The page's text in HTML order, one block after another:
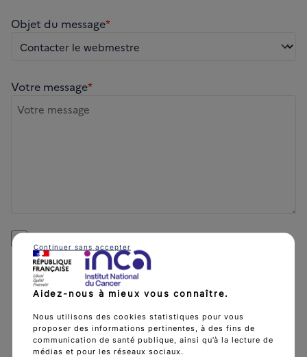
Objet du message*
Votre message*
personnelles
Les informations que vous nous communiquez en
renseignant ce formulaire sont nécessaires au
traitement de votre demande et font l'objet d'un
traitement informatique par l'Institut national du
cancer, responsable du traitement sur la base de
Aidez-nous à mieux vous connaître.
Nous utilisons des cookies statistiques pour vous
proposer des informations pertinentes, à des fins de
communication de santé publique, ainsi qu’à la lecture de
médias et pour les réseaux sociaux.
Continuer sans accepter